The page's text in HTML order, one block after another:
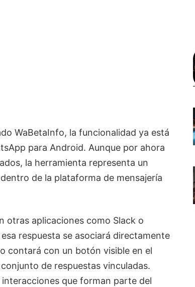
WaBetaInfo, la funcionalidad ya está
para Android. Aunque por ahora
la herramienta representa un
de la plataforma de mensajería
otras aplicaciones como Slack o
respuesta se asociará directamente
contará con un botón visible en el
de respuestas vinculadas.
que forman parte del